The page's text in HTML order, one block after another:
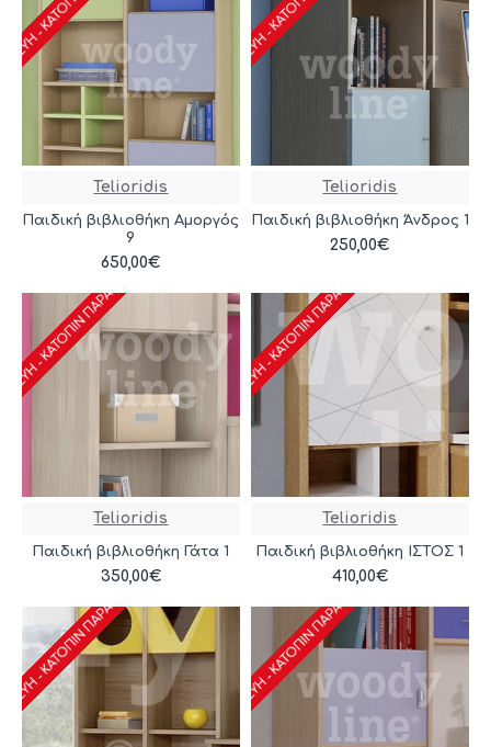
Telioridis
Παιδική βιβλιοθήκη Αμοργός
9
650,00€
Telioridis
Παιδική βιβλιοθήκη Άνδρος 1
250,00€
- ΚΑΤΌΠΙΝ ΠΑΡΑΓΓΕΛΊΑΣ
Telioridis
Παιδική βιβλιοθήκη Γάτα 1
350,00€
ΚΑΤΑΣΚΕΥΉ - ΚΑΤΌΠΙΝ ΠΑΡΑΓΓΕΛΊΑΣ
Telioridis
Παιδική βιβλιοθήκη ΙΣΤΟΣ 1
410,00€
- ΚΑΤΌΠΙΝ ΠΑΡΑΓΓΕΛΊΑΣ ΚΑΤΑΣΚΕΥΉ - ΚΑΤΌΠΙΝ ΠΑΡΑΓΓΕΛΊΑΣ